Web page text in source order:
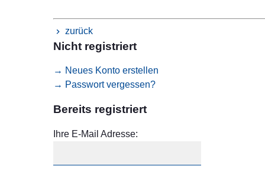
zurück
Nicht registriert
→ Neues Konto erstellen
→ Passwort vergessen?
Bereits registriert
Ihre E-Mail Adresse: